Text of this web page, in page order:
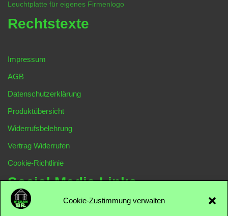
Cookie-Zustimmung verwalten
Leuchtplatte für eigenes Firmenlogo
Rechtstexte
Impressum
AGB
Datenschutzerklärung
Produktübersicht
Widerrufsbelehrung
Vertrag Widerrufen
Cookie-Richtlinie
Social Media Links